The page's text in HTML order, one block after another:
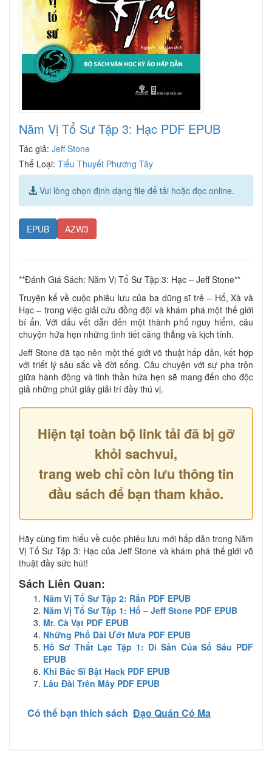
Năm Vị Tổ Sư Tập 3: Hạc PDF EPUB
Tác giả: Jeff Stone
Thể Loại: Tiểu Thuyết Phương Tây
Vui lòng chọn định dạng file để tải hoặc đọc online.
EPUB AZW3
**Đánh Giá Sách: Năm Vị Tổ Sư Tập 3: Hạc – Jeff Stone**
Truyện kể về cuộc phiêu lưu của ba dũng sĩ trẻ – Hổ, Xà và
Hạc – trong việc giải cứu đồng đội và khám phá một thế giới
bí ẩn. Với dấu vết dẫn đến một thành phố nguy hiểm, câu
chuyện hứa hẹn những tình tiết căng thẳng và kịch tính.
Jeff Stone đã tạo nên một thế giới võ thuật hấp dẫn, kết hợp
với triết lý sâu sắc về đời sống. Câu chuyện với sự pha trộn
giữa hành động và tinh thần hứa hẹn sẽ mang đến cho độc
giả những phút giây giải trí đầy thú vị.
Hiện tại toàn bộ link tải đã bị gỡ
khỏi sachvui,
trang web chỉ còn lưu thông tin
đầu sách để bạn tham khảo.
Hãy cùng tìm hiểu về cuộc phiêu lưu mới hấp dẫn trong Năm
Vị Tổ Sư Tập 3: Hạc của Jeff Stone và khám phá thế giới võ
thuật đầy sức hút!
Sách Liên Quan:
Năm Vị Tổ Sư Tập 2: Rắn PDF EPUB
Năm Vị Tổ Sư Tập 1: Hổ – Jeff Stone PDF EPUB
Mr. Cà Vạt PDF EPUB
Những Phố Dài Ướt Mưa PDF EPUB
Hồ Sơ Thất Lạc Tập 1: Di Sản Của Số Sáu PDF
EPUB
Khi Bác Sĩ Bật Hack PDF EPUB
Lâu Đài Trên Mây PDF EPUB
Có thể bạn thích sách Đạo Quán Có Ma